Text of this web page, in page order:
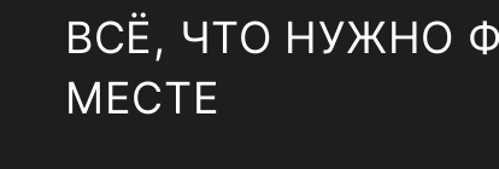
ВСЁ, ЧТО НУЖНО
МЕСТЕ